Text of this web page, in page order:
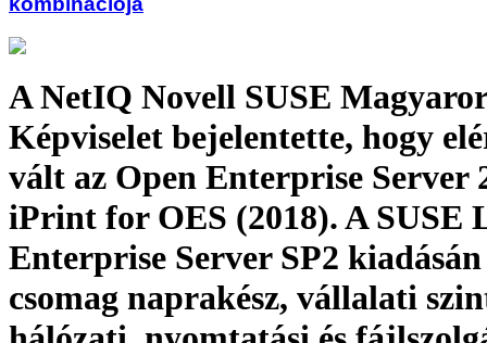
A NetIQ Novell SUSE
Képviselet bejelentette, hogy
vált az Open Enterprise Server
iPrint for OES (2018). A SUSE
Enterprise Server SP2
csomag naprakész, vállalati